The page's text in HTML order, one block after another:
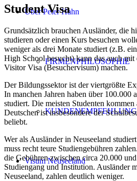
Über Peter Hahn
FIRMENPHILOSOPHIE
Visum Neuseeland
Student Visa
Grundsätzlich brauchen Ausländer, die
studieren oder einen Kurs besuchen
weniger als drei Monate studiert (z.B.
High School besucht) kann das auch mit
Visitor Visa (Besuchervisum) machen.
Der Bildungssektor ist der viertgrößte
In manchen Jahren haben über 100.000
studiert. Die meisten Studenten
Deutschen ist insbesondere der
beliebt.
Wer als Ausländer in Neuseeland
muss recht teure Studiengebühren
die Gebühren zwischen circa 20.000
Studiengang und Institution. Ausländer
Neuseeland, zahlen deutlich weniger.